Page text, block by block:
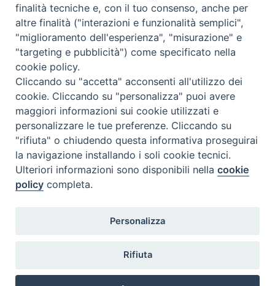
dalle ore 16.00 alle 19.00
Per ilprogramma dettagliato e lascheda di
registrazionescaricare il pieghevole allegato
Giornata Formazione ANAPS 2016.pdf
Giornata-formazione-ANAPS-2016
Cavalieri del Santo Sepolcro 3 - Milano
finalità tecniche e, con il tuo consenso, anche per
altre finalità ("interazioni e funzionalità semplici",
"miglioramento dell'esperienza", "misurazione" e
"targeting e pubblicità") come specificato nella
cookie policy.
Cliccando su "accetta" acconsenti all'utilizzo dei
cookie. Cliccando su "personalizza" puoi avere
maggiori informazioni sui cookie utilizzati e
personalizzare le tue preferenze. Cliccando su
"rifiuta" o chiudendo questa informativa proseguirai
la navigazione installando i soli cookie tecnici.
Ulteriori informazioni sono disponibili nellacookie
policy completa.
Personalizza
Rifiuta